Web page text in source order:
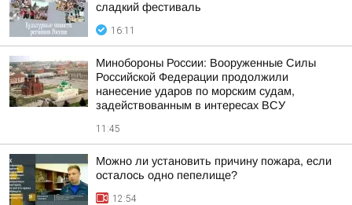
сладкий фестиваль
16:11
Минобороны России: Вооруженные Силы
Российской Федерации продолжили
нанесение ударов по морским судам,
задействованным в интересах ВСУ
11:45
Можно ли установить причину пожара, если
осталось одно пепелище?
12:54